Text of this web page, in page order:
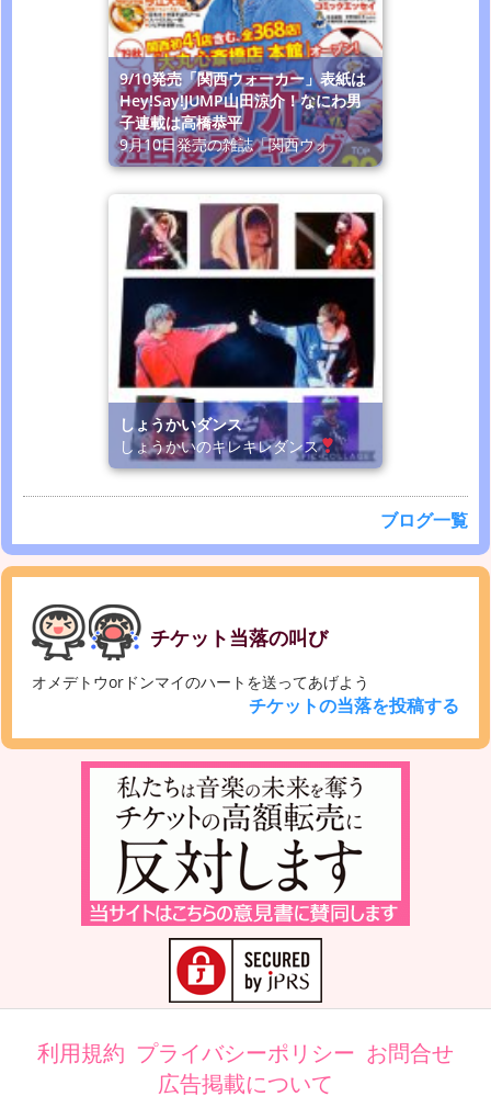
9/10発売「関西ウォーカー」表紙は
Hey!Say!JUMP山田涼介！なにわ男
子連載は高橋恭平
9月10日発売の雑誌「関西ウォ
しょうかいダンス
しょうかいのキレキレダンス
ブログ一覧
チケット当落の叫び
オメデトウorドンマイのハートを送ってあげよう
チケットの当落を投稿する
利用規約 プライバシーポリシー お問合せ
広告掲載について